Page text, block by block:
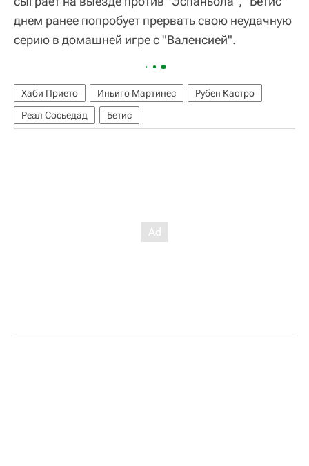
днем ранее попробует прервать свою неудачную
серию в домашней игре с "Валенсией".
Хаби Прието Иньиго Мартинес
Рубен Кастро
Реал Сосьедад
Бетис